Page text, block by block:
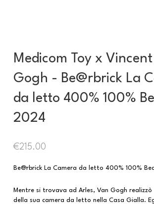
Medicom Toy x
Gogh - Be@rbrick La
da letto 400% 100%
2024
€215.00
Be@rbrick La Camera da letto 400% 100%
Mentre si trovava ad Arles, Van Gogh
della sua camera da letto nella Casa Gialla.